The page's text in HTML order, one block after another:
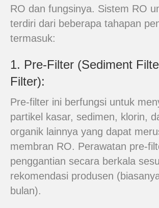
RO dan fungsinya. Sistem RO
terdiri dari beberapa tahapan
termasuk:
1. Pre-Filter (Sediment
Filter):
Pre-filter ini berfungsi untuk
partikel kasar, sedimen, klorin,
organik lainnya yang dapat
membran RO. Perawatan pre-
penggantian secara berkala
rekomendasi produsen
bulan).